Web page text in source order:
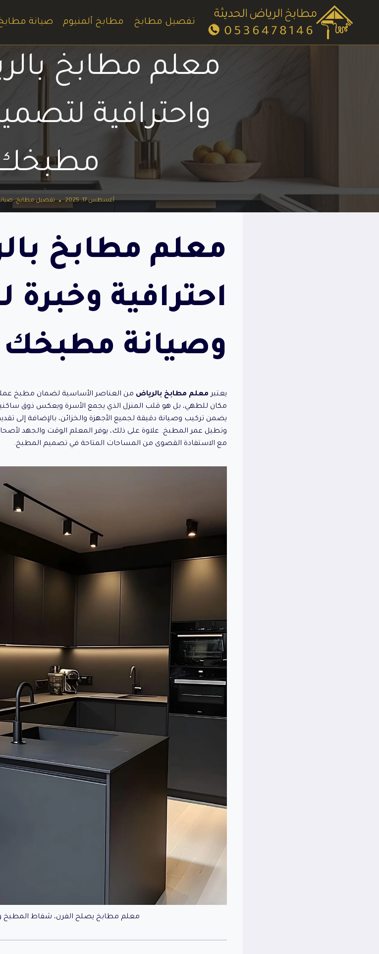
تفصيل مطابخ مطابخ ألمنيوم صيانة
معلم مطابخ
واحترافية
أغسطس 17, 2025 تفصيل مطابخ,
معلم مطابخ
احترافية
وصيانة مطبخك
يعتبر معلم مطابخ بالرياض من العناصر الأساسية لضمان مطبخ
مكان للطهي، بل هو قلب المنزل الذي يجمع الأسرة ويعكس ذوق
يضمن تركيب وصيانة دقيقة لجميع الأجهزة والخزائن، بالإضافة إلى
وتطيل عمر المطبخ. علاوة على ذلك، يوفر المعلم الوقت والجهد
مع الاستفادة القصوى من المساحات المتاحة في تصميم المطبخ.
معلم مطابخ يصلح الفرن، شفاط المطبخ